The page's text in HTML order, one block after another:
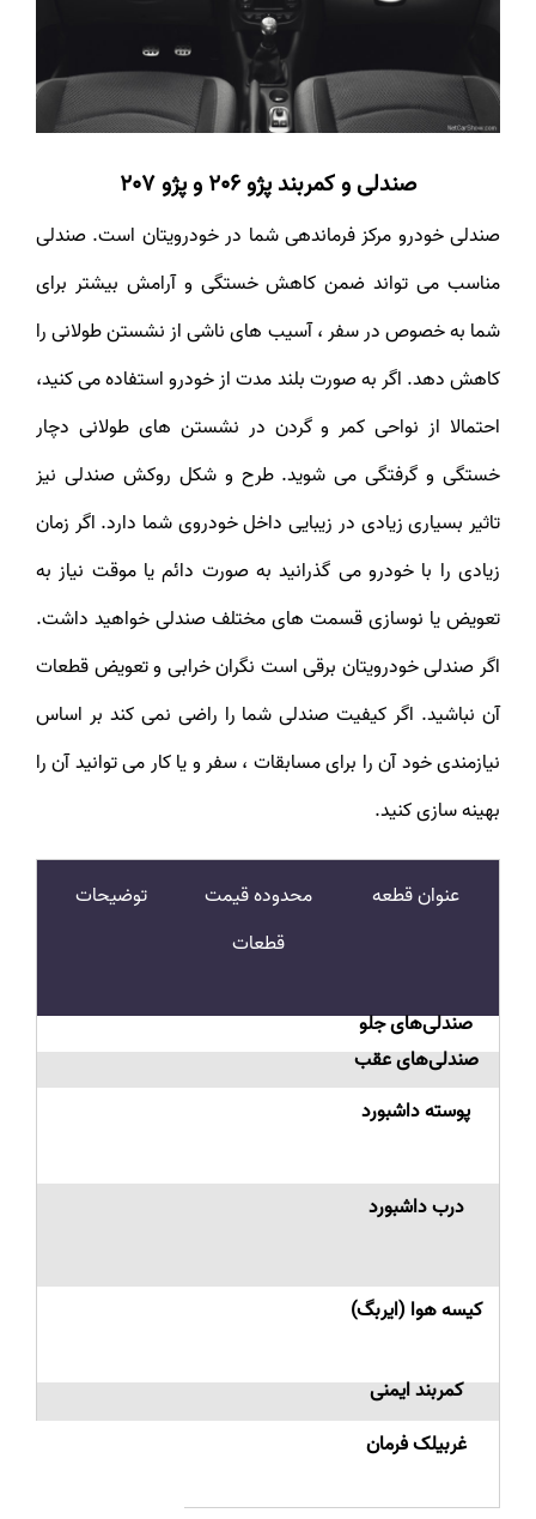
صندلی و کمربندپژو 206 و پژو 207
صندلی خودرو مرکز فرماندهی شما در خودرویتان است. صندلی
مناسب می تواند ضمن کاهش خستگی و آرامش بیشتر برای
شما به خصوص در سفر ، آسیب های ناشی از نشستن طولانی را
کاهش دهد. اگر به صورت بلند مدت از خودرو استفاده می کنید،
احتمالا از نواحی کمر و گردن در نشستن های طولانی دچار
خستگی و گرفتگی می شوید. طرح و شکل روکش صندلی نیز
تاثیر بسیاری زیادی در زیبایی داخل خودروی شما دارد. اگر زمان
زیادی را با خودرو می گذرانید به صورت دائم یا موقت نیاز به
تعویض یا نوسازی قسمت های مختلف صندلی خواهید داشت.
اگر صندلی خودرویتان برقی است نگران خرابی و تعویض قطعات
آن نباشید. اگر کیفیت صندلی شما را راضی نمی کند بر اساس
نیازمندی خود آن را برای مسابقات ، سفر و یا کار می توانید آن را
بهینه سازی کنید.
عنوان قطعه
محدوده قیمت
قطعات
توضیحات
صندلی‌های جلو
صندلی‌های عقب
پوسته داشبورد
درب داشبورد
کیسه هوا (ایربگ)
کمربند ایمنی
غربیلک فرمان